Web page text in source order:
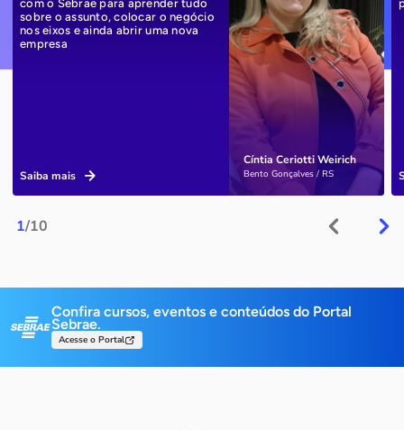
1/10
Cíntia Ceriotti Weirich
Bento Gonçalves / RS
com o Sebrae para aprender tudo
sobre o assunto, colocar o negócio
nos eixos e ainda abrir uma nova
empresa
Saiba mais
Confira cursos, eventos e conteúdos do Portal
Sebrae.
Acesse o Portal